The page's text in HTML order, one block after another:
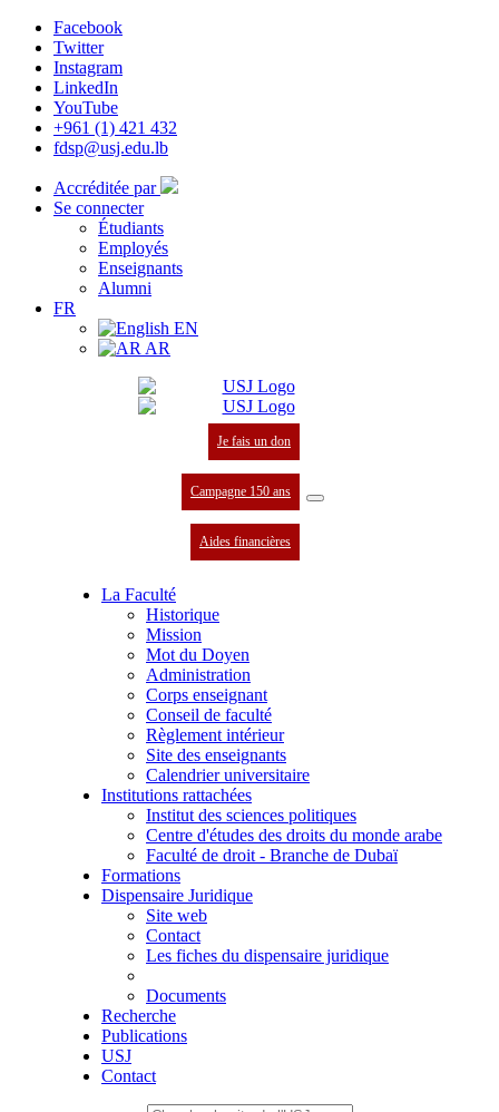
Facebook
Twitter
Instagram
LinkedIn
YouTube
+961 (1) 421 432
fdsp@usj.edu.lb
Accréditée par
Se connecter
Étudiants
Employés
Enseignants
Alumni
FR
EN
AR
Je fais un don
Campagne 150 ans
Aides financières
La Faculté
Historique
Mission
Mot du Doyen
Administration
Corps enseignant
Conseil de faculté
Règlement intérieur
Site des enseignants
Calendrier universitaire
Institutions rattachées
Institut des sciences politiques
Centre d'études des droits du monde arabe
Faculté de droit - Branche de Dubaï
Formations
Dispensaire Juridique
Site web
Contact
Les fiches du dispensaire juridique
Documents
Recherche
Publications
USJ
Contact